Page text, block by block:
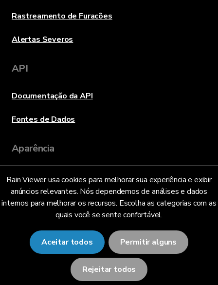
Rain Viewer usa cookies para melhorar sua experiência e exibir
anúncios relevantes. Nós dependemos de análises e dados
internos para melhorar os recursos. Escolha as categorias com as
quais você se sente confortável.
Aceitar todos Permitir alguns
Rejeitar todos
Rastreamento de Furacões
Alertas Severos
API
Documentação da API
Fontes de Dados
Aparência
Idioma
Português Brasileiro (BR)
© 2026 RainViewer,MeteoLab Inc.